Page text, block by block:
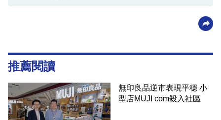
推薦閱讀
無印良品逆市表現平穩 小
型店MUJI com殺入社區